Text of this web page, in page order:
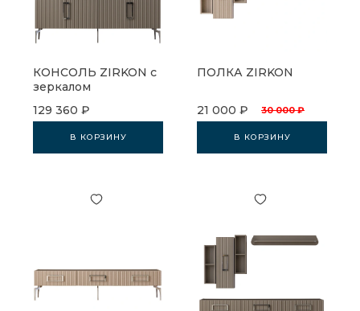
КОНСОЛЬ ZIRKON с
зеркалом
129 360 ₽
В КОРЗИНУ
ПОЛКА ZIRKON
21 000 ₽ 30 000 ₽
В КОРЗИНУ